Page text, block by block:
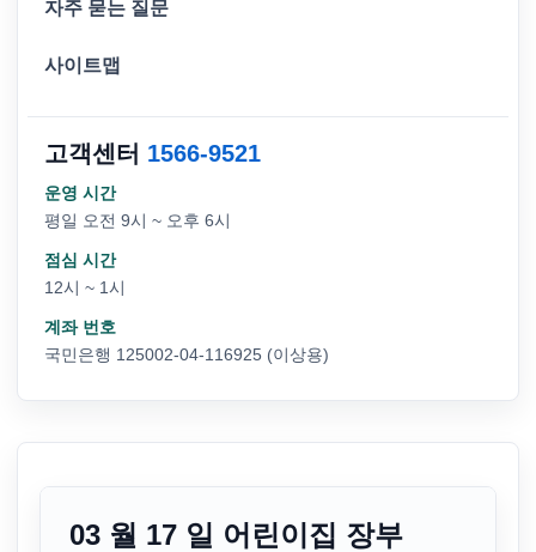
자주 묻는 질문
사이트맵
고객센터 1566-9521
운영 시간
평일 오전 9시 ~ 오후 6시
점심 시간
12시 ~ 1시
계좌 번호
국민은행 125002-04-116925 (이상용)
03 월 17 일 어린이집 장부